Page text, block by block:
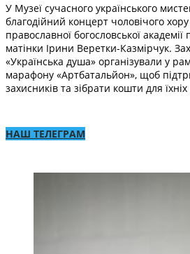
У Музеї сучасного українського
благодійний концерт чоловічого хору
православної богословської академії
матінки Ірини Веретки-Казмірчук.
«Українська душа» організували у
марафону «Артбатальйон», щоб
захисників та зібрати кошти для
НАШ ТЕЛЕГРАМ